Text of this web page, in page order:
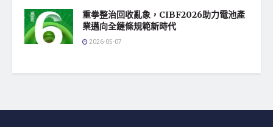
重拳整治回收亂象，CIBF2026助力電池產
業邁向全鏈條規範新時代
2026-05-07